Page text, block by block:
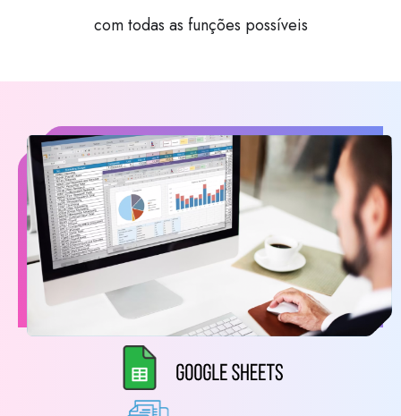
com todas as funções possíveis